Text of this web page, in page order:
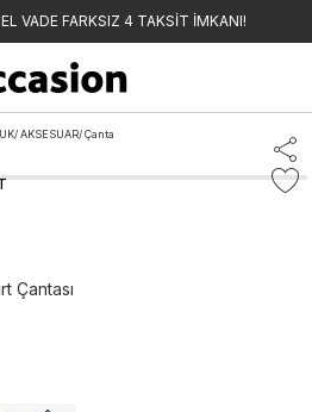
VADE FARKSIZ 4 TAKSİT İMKANI!
/ AKSESUAR/ Çanta
Çantası